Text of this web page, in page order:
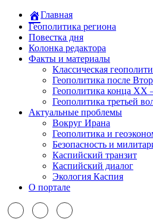
Главная
Геополитика региона
Повестка дня
Колонка редактора
Факты и материалы
Классическая
Геополитика после
Геополитика конца
Геополитика третьей
Актуальные проблемы
Вокруг Ирана
Геополитика и
Безопасность и
Каспийский транзит
Каспийский диалог
Экология Каспия
О портале